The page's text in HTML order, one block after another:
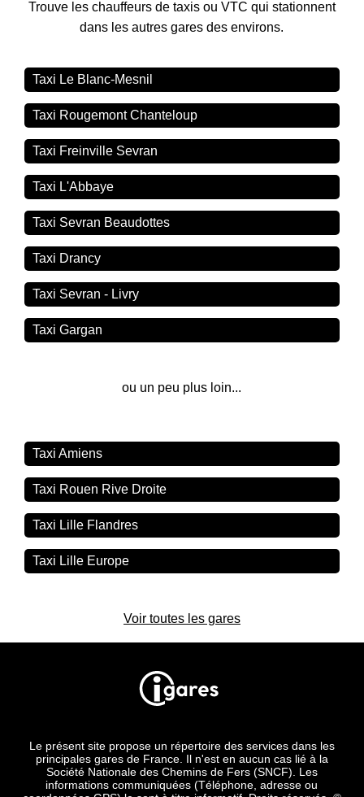
Trouve les chauffeurs de taxis ou VTC qui stationnent
dans les autres gares des environs.
Taxi Le Blanc-Mesnil
Taxi Rougemont Chanteloup
Taxi Freinville Sevran
Taxi L'Abbaye
Taxi Sevran Beaudottes
Taxi Drancy
Taxi Sevran - Livry
Taxi Gargan
ou un peu plus loin...
Taxi Amiens
Taxi Rouen Rive Droite
Taxi Lille Flandres
Taxi Lille Europe
Voir toutes les gares
Le présent site propose un répertoire des services dans les
principales gares de France. Il n'est en aucun cas lié à la
Société Nationale des Chemins de Fers (SNCF). Les
informations communiquées (Téléphone, adresse ou